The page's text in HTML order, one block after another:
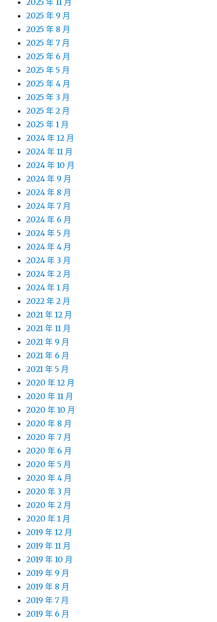
2025 年 11 月
2025 年 9 月
2025 年 8 月
2025 年 7 月
2025 年 6 月
2025 年 5 月
2025 年 4 月
2025 年 3 月
2025 年 2 月
2025 年 1 月
2024 年 12 月
2024 年 11 月
2024 年 10 月
2024 年 9 月
2024 年 8 月
2024 年 7 月
2024 年 6 月
2024 年 5 月
2024 年 4 月
2024 年 3 月
2024 年 2 月
2024 年 1 月
2022 年 2 月
2021 年 12 月
2021 年 11 月
2021 年 9 月
2021 年 6 月
2021 年 5 月
2020 年 12 月
2020 年 11 月
2020 年 10 月
2020 年 8 月
2020 年 7 月
2020 年 6 月
2020 年 5 月
2020 年 4 月
2020 年 3 月
2020 年 2 月
2020 年 1 月
2019 年 12 月
2019 年 11 月
2019 年 10 月
2019 年 9 月
2019 年 8 月
2019 年 7 月
2019 年 6 月